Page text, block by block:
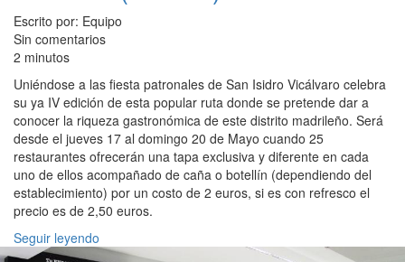
Escrito por: Equipo
Sin comentarios
2 minutos
Uniéndose a las fiesta patronales de San Isidro Vicálvaro celebra
su ya IV edición de esta popular ruta donde se pretende dar a
conocer la riqueza gastronómica de este distrito madrileño. Será
desde el jueves 17 al domingo 20 de Mayo cuando 25
restaurantes ofrecerán una tapa exclusiva y diferente en cada
uno de ellos acompañado de caña o botellín (dependiendo del
establecimiento) por un costo de 2 euros, si es con refresco el
precio es de 2,50 euros.
Seguir leyendo